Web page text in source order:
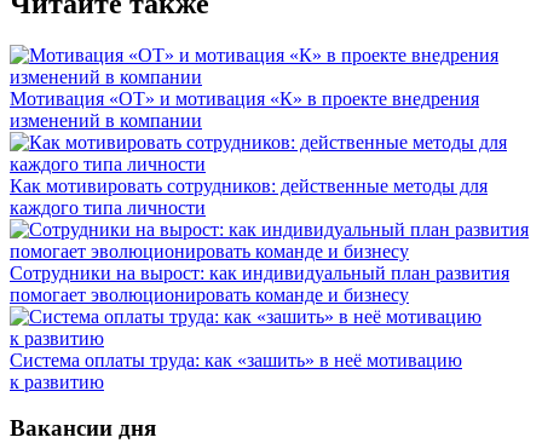
Мотивация «ОТ» и мотивация «К» в проекте внедрения
изменений в компании
Как мотивировать сотрудников: действенные методы для
каждого типа личности
Сотрудники на вырост: как индивидуальный план развития
помогает эволюционировать команде и бизнесу
Система оплаты труда: как «зашить» в неё мотивацию
к развитию
Вакансии дня